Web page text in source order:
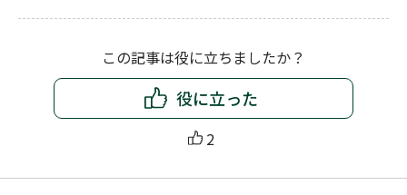
この記事は役に立ちましたか？
役に立った
2